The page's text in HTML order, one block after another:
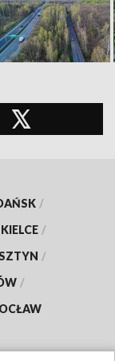
/
KIELCE /
/
/